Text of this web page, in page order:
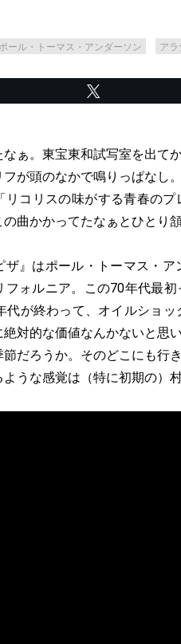
ポール・トーマス・アンダーソン アラ
ぁ。東宝東和試写室を出て
フが頭のなかで鳴りっぱなし
リコリスの味がする青春の
曲かかってたなぁとひとり頷
』はポール・トーマス・
ォルニア。この70年代最
代が終わって、オイルショ
対的な価値なんかないと思
だろうか。そのどこにも行
うな感覚は（特に初期の）